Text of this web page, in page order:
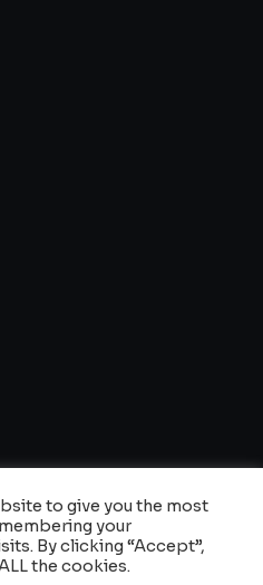
to give you the most
your
By clicking “Accept”,
the cookies.